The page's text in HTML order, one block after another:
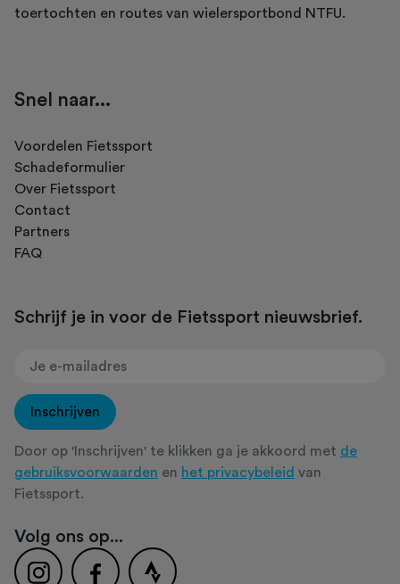
toertochten en routes van wielersportbond NTFU.
Snel naar...
Voordelen Fietssport
Schadeformulier
Over Fietssport
Contact
Partners
FAQ
Schrijf je in voor de Fietssport nieuwsbrief.
Inschrijven
Door op 'Inschrijven' te klikken ga je akkoord met de
gebruiksvoorwaarden en het privacybeleid van
Fietssport.
Volg ons op...